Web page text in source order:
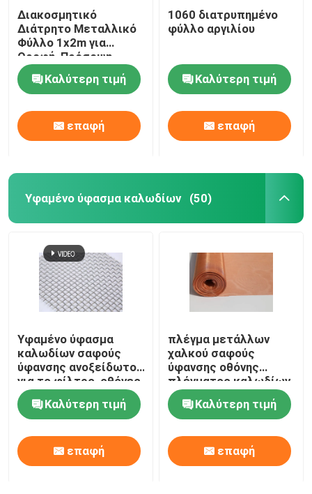
Τράβα το στρώμα
Δαχτυλίδι ενισχυμένο για αγωγούς
Διακοσμητικό
Διάτρητο Μεταλλικό
Φύλλο 1x2m για
Οροφή, Πρόσοψη,
Διαχωριστικό
Καλύτερη τιμή
επαφή
1060 διατρυπημένο
φύλλο αργιλίου
Καλύτερη τιμή
επαφή
Υφαμένο ύφασμα καλωδίων (50)
Υφαμένο ύφασμα
καλωδίων σαφούς
ύφανσης ανοξείδωτου
για το φίλτρο, οθόνες
παραθύρων
Καλύτερη τιμή
επαφή
πλέγμα μετάλλων
χαλκού σαφούς
ύφανσης οθόνης
πλέγματος καλωδίων
χαλκού 10m100m
Καλύτερη τιμή
επαφή